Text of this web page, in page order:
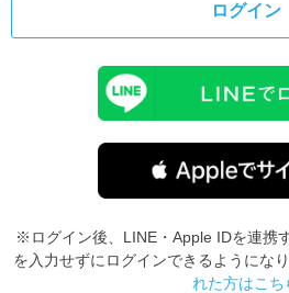
ログイン
※ログイン後、LINE・Apple IDを連携
を入力せずにログインできるようにな
れた方はこち